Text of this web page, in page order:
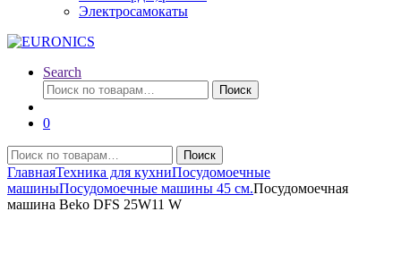
Электросамокаты
Search
Искать:
Поиск
0
Искать:
Поиск
ГлавнаяТехника для кухниПосудомоечные
машиныПосудомоечные машины 45 см.Посудомоечная
машина Beko DFS 25W11 W